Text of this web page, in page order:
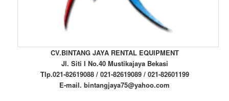
CV.BINTANG JAYA RENTAL EQUIPMENT
Jl. Siti I No.40 Mustikajaya Bekasi
Tlp.021-82619088 / 021-82619089 / 021-82601199
E-mail. bintangjaya75@yahoo.com